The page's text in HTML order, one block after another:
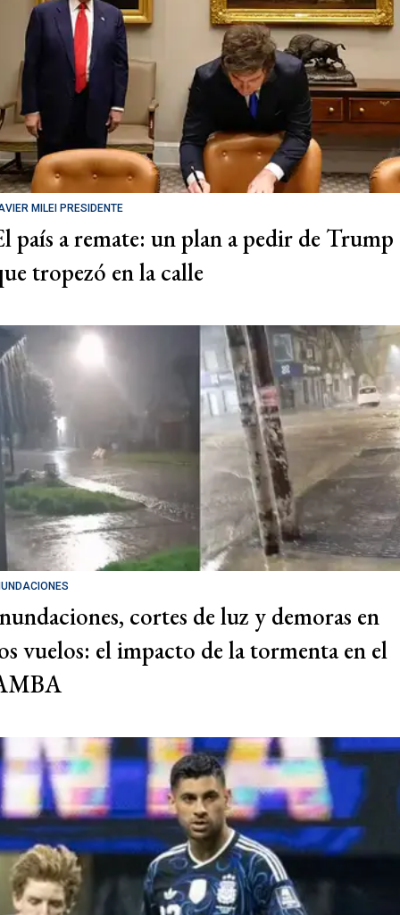
MILEI PRESIDENTE
país a remate: un plan a pedir de Trump
tropezó en la calle
cortes de luz y demoras en
vuelos: el impacto de la tormenta en el